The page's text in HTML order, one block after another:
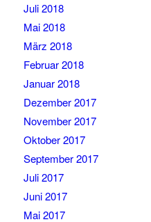
Juli 2018
Mai 2018
März 2018
Februar 2018
Januar 2018
Dezember 2017
November 2017
Oktober 2017
September 2017
Juli 2017
Juni 2017
Mai 2017